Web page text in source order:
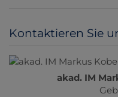
Kontaktieren Sie
akad. IM